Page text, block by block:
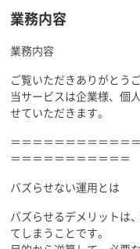
業務内容
業務内容
ご覧いただきありがとう
当サービスは企業様、個
せていただきます。
＝＝＝＝＝＝＝＝＝＝＝
＝＝＝＝＝＝＝＝＝＝＝
バズらせない運用とは
バズらせるデメリットは
てしまうことです。